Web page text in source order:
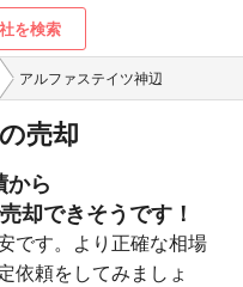
を検索
アルファステイツ神辺
売却
から
却できそうです！
です。より正確な相場
依頼をしてみましょ